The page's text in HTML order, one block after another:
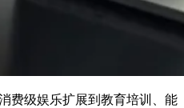
费级娱乐扩展到教育培训、能